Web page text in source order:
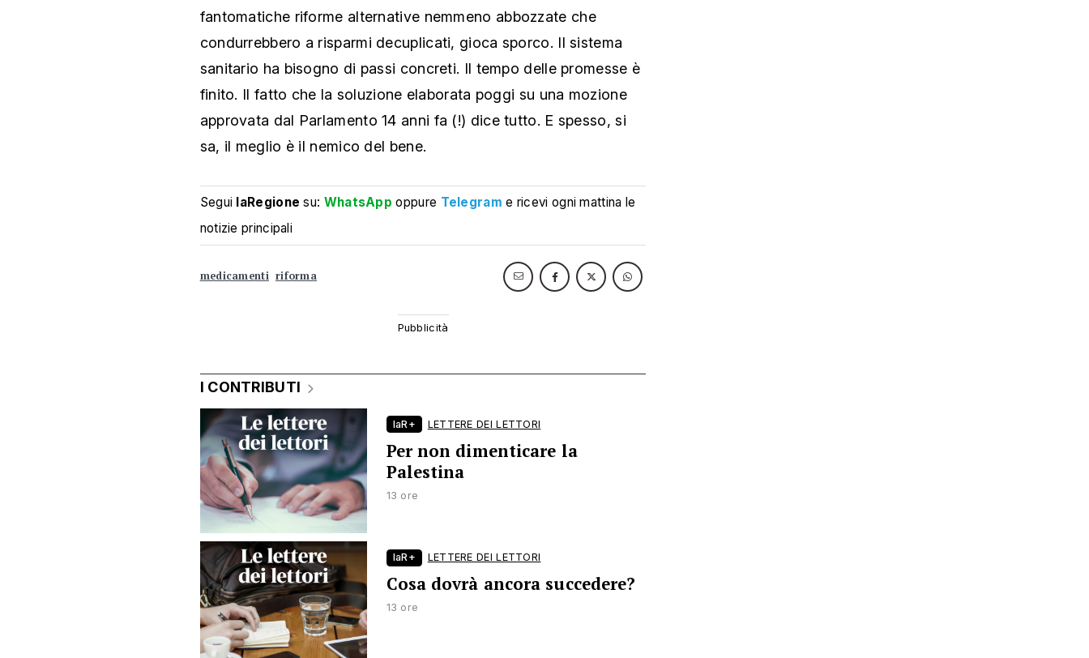
fantomatiche riforme alternative nemmeno abbozzate che
condurrebbero a risparmi decuplicati, gioca sporco. Il sistema
sanitario ha bisogno di passi concreti. Il tempo delle promesse è
finito. Il fatto che la soluzione elaborata poggi su una mozione
approvata dal Parlamento 14 anni fa (!) dice tutto. E spesso, si
sa, il meglio è il nemico del bene.
Segui laRegione su: WhatsApp oppure Telegram e ricevi ogni mattina le
notizie principali
medicamenti riforma
I CONTRIBUTI
laR+ LETTERE DEI LETTORI
Per non dimenticare la
Palestina
13 ore
laR+ LETTERE DEI LETTORI
Cosa dovrà ancora succedere?
13 ore